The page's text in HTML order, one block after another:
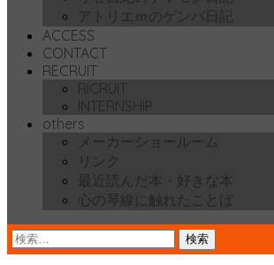
アトリエｍのゲンバ日記
ACCESS
CONTACT
RECRUIT
RICRUIT
INTERNSHIP
others
メーカーショールーム
リンク
最近読んだ本・好きな本
心の琴線に触れたことば
検
索: